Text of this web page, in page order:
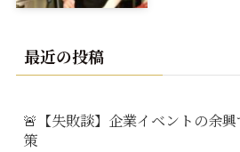
最近の投稿
🚨【失敗談】企業イベントの余
策